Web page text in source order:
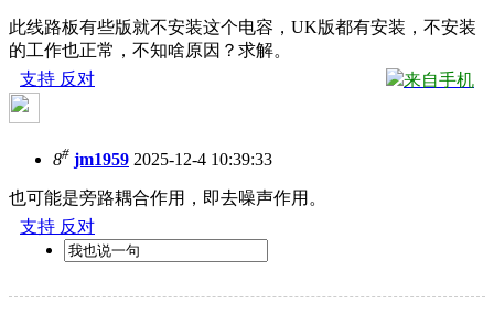
此线路板有些版就不安装这个电容，UK版都有安装，不安装
的工作也正常，不知啥原因？求解。
支持 反对 来自手机
8# jm1959 2025-12-4 10:39:33
也可能是旁路耦合作用，即去噪声作用。
支持 反对